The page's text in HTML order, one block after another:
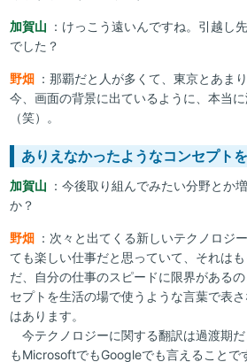
加賀山 ：けっこう遠いんですね。引越し
でした？
野畑 ：那覇だと人が多くて、東京とあま
今、画面の背景に出ているように、本当
（笑）。
ありえなかったようなコンセプト
加賀山 ：今後取り組んでみたい分野とか
か？
野畑 ：次々と出てくる新しいテクノロジ
ても楽しい仕事だと思っていて、それは
だ、自分の仕事のスピードに限界がある
セプトを生活の場で使うような言葉で表
はあります。
今テクノロジーに関する翻訳は過渡期
もMicrosoftでもGoogleでも言えることで